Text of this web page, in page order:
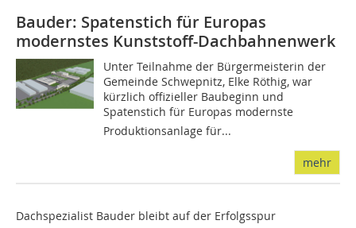
Bauder: Spatenstich für Europas
modernstes Kunststoff-Dachbahnenwerk
Unter Teilnahme der Bürgermeisterin der
Gemeinde Schwepnitz, Elke Röthig, war
kürzlich offizieller Baubeginn und
Spatenstich für Europas modernste
Produktionsanlage für...
mehr
Dachspezialist Bauder bleibt auf der Erfolgsspur